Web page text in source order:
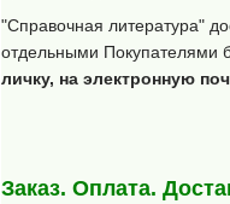
"Справочная литература"
отдельными Покупателями
личку, на электронную
Заказ. Оплата.